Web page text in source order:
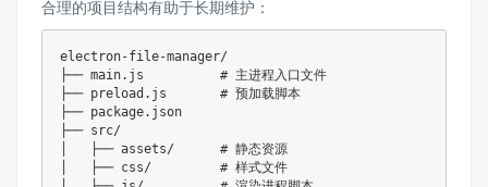
合理的项目结构有助于长期维护：
electron-file-manager/
├── main.js          # 主进程入口文件
├── preload.js       # 预加载脚本
├── package.json
├── src/
│   ├── assets/      # 静态资源
│   ├── css/         # 样式文件